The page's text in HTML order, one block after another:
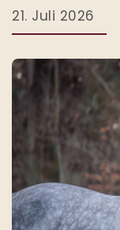
21. Juli 2026